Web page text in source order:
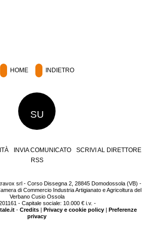
HOME INDIETRO
SU
INVIA COMUNICATO
SCRIVI AL DIRETTORE
RSS
srl - Corso Dissegna 2, 28845 Domodossola (VB) -
di Commercio Industria Artigianato e Agricoltura del
Verbano Cusio Ossola
- Capitale sociale: 10.000 € i.v. -
- Credits| Privacy e cookie policy| Preferenze
privacy